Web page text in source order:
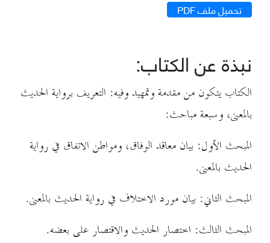
تحميل ملف PDF
نبذة عن الكتاب:
الكتاب يتكون من مقدمة وتمهيد وفيه: التعريف برواية الحديث
بالمعنى، وسبعة مباحث:
المبحث الأول: بيان معاقد الوفاق، ومواطن الاتفاق في رواية
الحديث بالمعنى.
المبحث الثاني: بيان مورد الاختلاف في رواية الحديث بالمعنى.
المبحث الثالث: اختصار الحديث والاقتصار على بعضه.